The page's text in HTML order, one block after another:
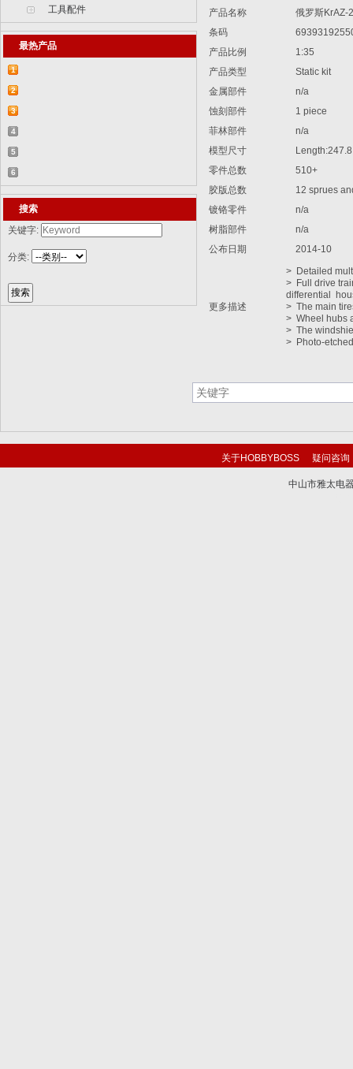
工具配件
最热产品
1
【2015-07-07】德国BR 52型蒸汽机车
829...
2
【2015-07-06】德国LWS水陆两栖牵引车
82...
3
【2018-08-31】中国ZTL-11轮式装甲突击
车 ...
4
【2015-12-31】加拿大豹2A4M主战坦克
8386...
5
【2014-12-10】俄罗斯KrAZ-255B军用卡
车85...
6
【2014-12-10】以色列阿奇扎里特装甲运
兵...搜索
关键字:
分类:
产品名称
俄罗斯KrAZ-
条码
产品比例
1:35
产品类型
Static kit
金属部件
n/a
蚀刻部件
1 piece
菲林部件
n/a
模型尺寸
零件总数
510+
胶版总数
12 sprues
镀铬零件
n/a
树脂部件
n/a
公布日期
2014-10
更多描述
> Detailed
> Full drive
differential
> The main
> Wheel hubs
> The
> Photo-
关于HOBBYBOSS 疑问咨询
中山市雅太电